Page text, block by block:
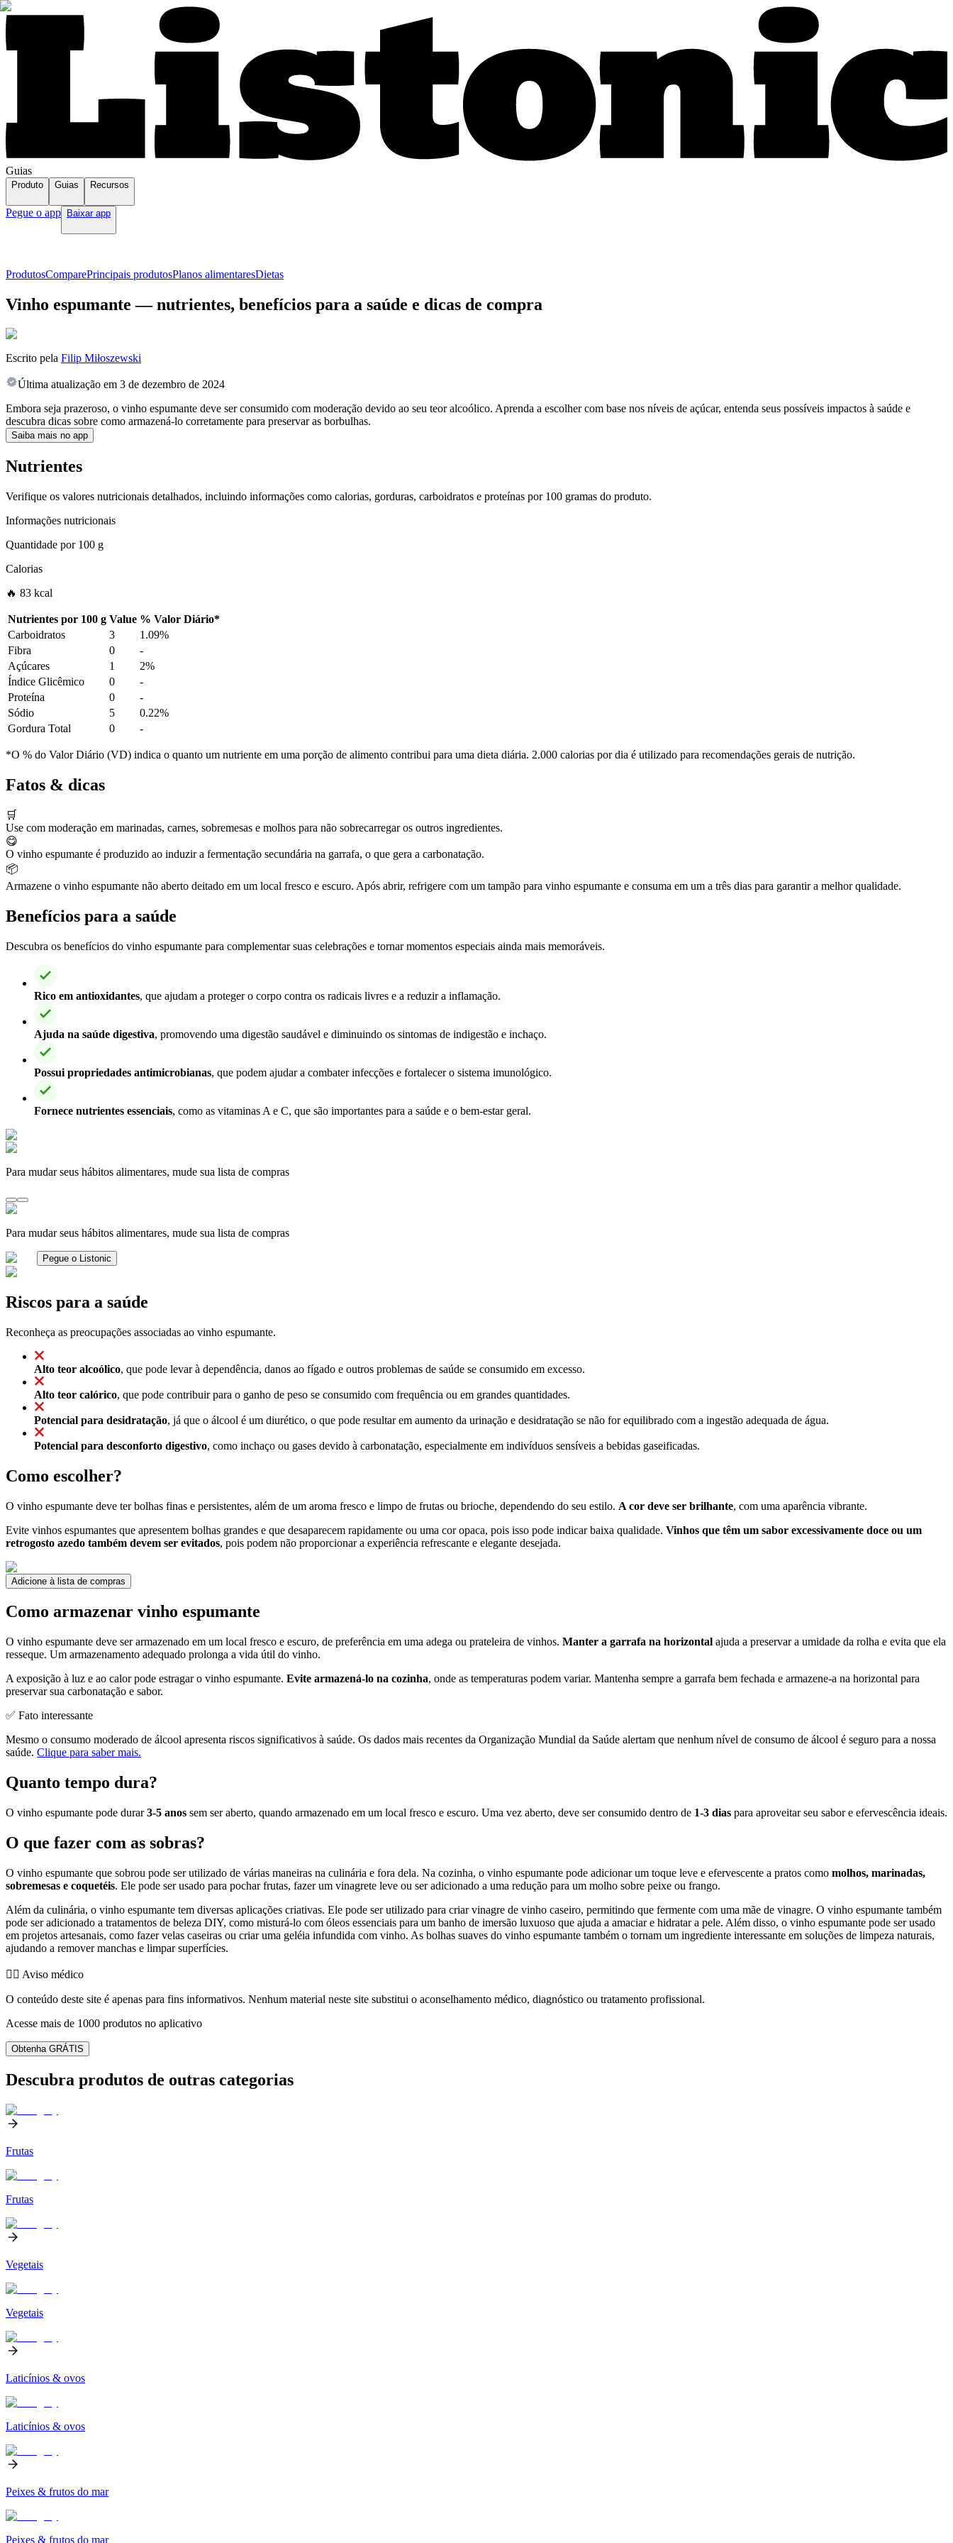
Guias
Produto Guias Recursos
Pegue o app Baixar app
ProdutosComparePrincipais produtosPlanos alimentaresDietas
Vinho espumante — nutrientes, benefícios para a saúde e dicas de compra
Escrito pela Filip Miłoszewski
Última atualização em 3 de dezembro de 2024
Embora seja prazeroso, o vinho espumante deve ser consumido com moderação devido ao seu teor alcoólico. Aprenda a escolher com base nos níveis de açúcar, entenda seus possíveis impactos à saúde e
descubra dicas sobre como armazená-lo corretamente para preservar as borbulhas.
Saiba mais no app
Nutrientes
Verifique os valores nutricionais detalhados, incluindo informações como calorias, gorduras, carboidratos e proteínas por 100 gramas do produto.
Informações nutricionais
Quantidade por100 g
Calorias
🔥 83 kcal
Nutrientes por 100 g Value % Valor Diário*
Carboidratos
3
1.09%
Fibra
0
-
Açúcares
1
2%
Índice Glicêmico
0
-
Proteína
0
-
Sódio
5
0.22%
Gordura Total
0 -
*O % do Valor Diário (VD) indica o quanto um nutriente em uma porção de alimento contribui para uma dieta diária. 2.000 calorias por dia é utilizado para recomendações gerais de nutrição.
Fatos & dicas
🛒
Use com moderação em marinadas, carnes, sobremesas e molhos para não sobrecarregar os outros ingredientes.
😋
O vinho espumante é produzido ao induzir a fermentação secundária na garrafa, o que gera a carbonatação.
📦
Armazene o vinho espumante não aberto deitado em um local fresco e escuro. Após abrir, refrigere com um tampão para vinho espumante e consuma em um a três dias para garantir a melhor qualidade.
Benefícios para a saúde
Descubra os benefícios do vinho espumante para complementar suas celebrações e tornar momentos especiais ainda mais memoráveis.
Rico em antioxidantes, que ajudam a proteger o corpo contra os radicais livres e a reduzir a inflamação.
Ajuda na saúde digestiva, promovendo uma digestão saudável e diminuindo os sintomas de indigestão e inchaço.
Possui propriedades antimicrobianas, que podem ajudar a combater infecções e fortalecer o sistema imunológico.
Fornece nutrientes essenciais, como as vitaminas A e C, que são importantes para a saúde e o bem-estar geral.
Para mudar seus hábitos alimentares, mude sua lista de compras
Para mudar seus hábitos alimentares, mude sua lista de compras
Pegue o Listonic
Riscos para a saúde
Reconheça as preocupações associadas ao vinho espumante.
Alto teor alcoólico, que pode levar à dependência, danos ao fígado e outros problemas de saúde se consumido em excesso.
Alto teor calórico, que pode contribuir para o ganho de peso se consumido com frequência ou em grandes quantidades.
Potencial para desidratação, já que o álcool é um diurético, o que pode resultar em aumento da urinação e desidratação se não for equilibrado com a ingestão adequada de água.
Potencial para desconforto digestivo, como inchaço ou gases devido à carbonatação, especialmente em indivíduos sensíveis a bebidas gaseificadas.
Como escolher?
O vinho espumante deve ter bolhas finas e persistentes, além de um aroma fresco e limpo de frutas ou brioche, dependendo do seu estilo. A cor deve ser brilhante, com uma aparência vibrante.
Evite vinhos espumantes que apresentem bolhas grandes e que desaparecem rapidamente ou uma cor opaca, pois isso pode indicar baixa qualidade. Vinhos que têm um sabor excessivamente doce ou um
retrogosto azedo também devem ser evitados, pois podem não proporcionar a experiência refrescante e elegante desejada.
Adicione à lista de compras
Como armazenar vinho espumante
O vinho espumante deve ser armazenado em um local fresco e escuro, de preferência em uma adega ou prateleira de vinhos. Manter a garrafa na horizontal ajuda a preservar a umidade da rolha e evita que ela
resseque. Um armazenamento adequado prolonga a vida útil do vinho.
A exposição à luz e ao calor pode estragar o vinho espumante. Evite armazená-lo na cozinha, onde as temperaturas podem variar. Mantenha sempre a garrafa bem fechada e armazene-a na horizontal para
preservar sua carbonatação e sabor.
✅ Fato interessante
Mesmo o consumo moderado de álcool apresenta riscos significativos à saúde. Os dados mais recentes da Organização Mundial da Saúde alertam que nenhum nível de consumo de álcool é seguro para a nossa
saúde. Clique para saber mais.
Quanto tempo dura?
O vinho espumante pode durar3-5 anos sem ser aberto, quando armazenado em um local fresco e escuro. Uma vez aberto, deve ser consumido dentro de 1-3 dias para aproveitar seu sabor e efervescência ideais.
O que fazer com as sobras?
O vinho espumante que sobrou pode ser utilizado de várias maneiras na culinária e fora dela. Na cozinha, o vinho espumante pode adicionar um toque leve e efervescente a pratos como molhos, marinadas,
sobremesas e coquetéis. Ele pode ser usado para pochar frutas, fazer um vinagrete leve ou ser adicionado a uma redução para um molho sobre peixe ou frango.
Além da culinária, o vinho espumante tem diversas aplicações criativas. Ele pode ser utilizado para criar vinagre de vinho caseiro, permitindo que fermente com uma mãe de vinagre. O vinho espumante também
pode ser adicionado a tratamentos de beleza DIY, como misturá-lo com óleos essenciais para um banho de imersão luxuoso que ajuda a amaciar e hidratar a pele. Além disso, o vinho espumante pode ser usado
em projetos artesanais, como fazer velas caseiras ou criar uma geléia infundida com vinho. As bolhas suaves do vinho espumante também o tornam um ingrediente interessante em soluções de limpeza naturais,
ajudando a remover manchas e limpar superfícies.
👨‍⚕️️ Aviso médico
O conteúdo deste site é apenas para fins informativos. Nenhum material neste site substitui o aconselhamento médico, diagnóstico ou tratamento profissional.
Acesse mais de 1000 produtos no aplicativo
Obtenha GRÁTIS
Descubra produtos de outras categorias
Frutas
Frutas
Vegetais
Vegetais
Laticínios & ovos
Laticínios & ovos
Peixes & frutos do mar
Peixes & frutos do mar